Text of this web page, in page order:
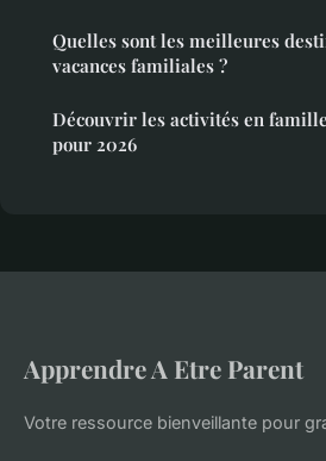
Quelles sont les meilleures
vacances familiales ?
Découvrir les activités en
pour 2026
Apprendre A Etre Parent
Votre ressource bienveillante pour